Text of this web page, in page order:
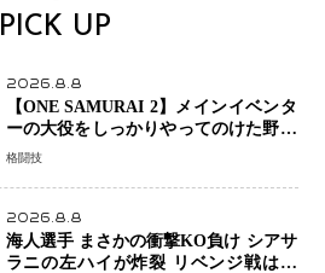
PICK UP
2026.8.8
【ONE SAMURAI 2】メインイベンタ
ーの大役をしっかりやってのけた野杁
正明が衝撃のリベンジ！ リウ・メン
ーで完全決着
格闘技
2026.8.8
海人選手 まさかの衝撃KO負け シアサ
ラニの左ハイが炸裂 リベンジ戦は一